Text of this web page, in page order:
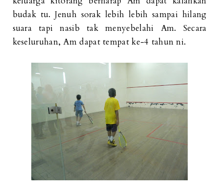
budak tu. Jenuh sorak lebih lebih sampai hilang
suara tapi nasib tak menyebelahi Am. Secara
keseluruhan, Am dapat tempat ke-4 tahun ni.